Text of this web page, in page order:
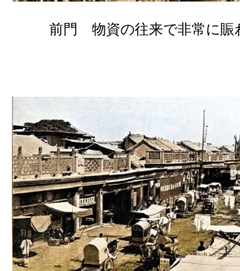
前門 物資の往来で非常に賑